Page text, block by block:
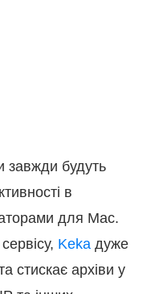
завжди будуть
в
для Mac.
Keka дуже
стискає архіви у